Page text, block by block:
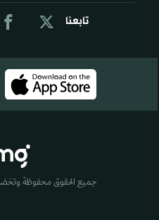
تابعنا
جميع الحقوق محفوظة